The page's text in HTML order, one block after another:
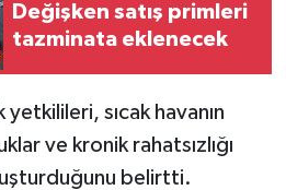
Değişken satış primleri
tazminata eklenecek
sıcak havanın
ve kronik rahatsızlığı
belirtti.